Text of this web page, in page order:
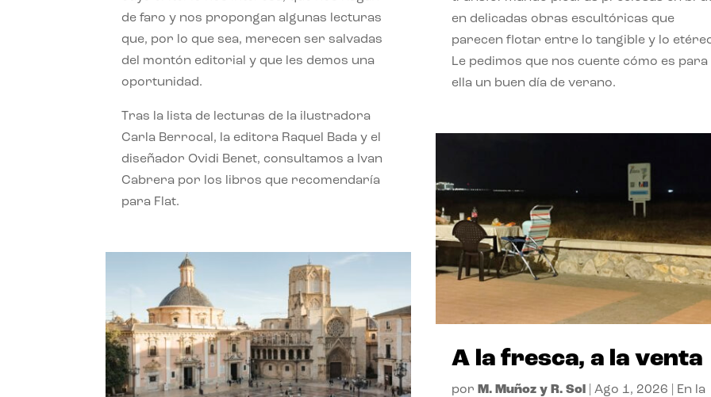
de faro y nos propongan algunas lecturas
que, por lo que sea, merecen ser salvadas
del montón editorial y que les demos una
oportunidad.
Tras la lista de lecturas de la ilustradora
Carla Berrocal, la editora Raquel Bada y el
diseñador Ovidi Benet, consultamos a Ivan
Cabrera por los libros que recomendaría
para Flat.
en delicadas obras escultóricas que
parecen flotar entre lo tangible y lo
Le pedimos que nos cuente cómo es para
ella un buen día de verano.
A la fresca, a la venta
por M. Muñoz y R. Sol Ago 1, 2026
En la